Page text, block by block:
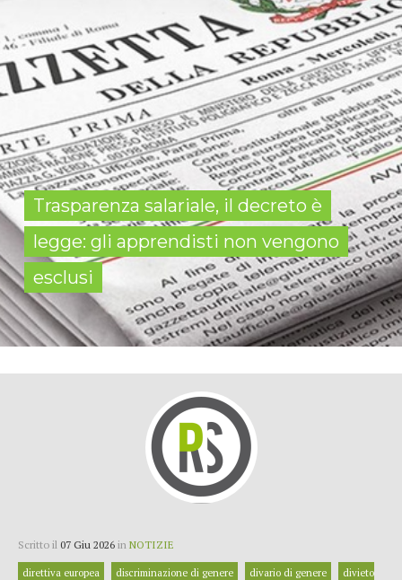
Trasparenza salariale, il decreto è
legge: gli apprendisti non vengono
esclusi
Scritto il 07 Giu 2026 in NOTIZIE
direttiva europea discriminazione di genere divario di genere
divieto